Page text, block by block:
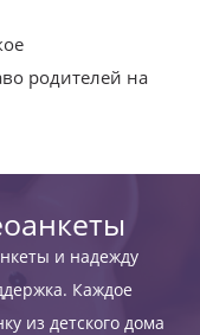
родителей на
и надежду
Каждое
из детского дома